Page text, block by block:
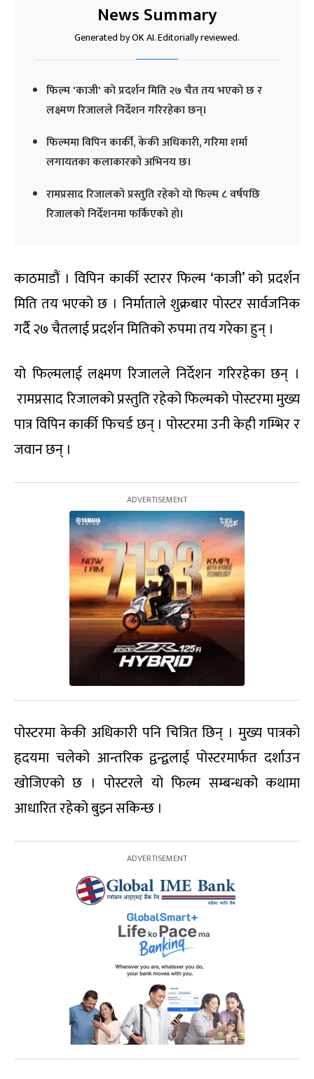
News Summary
Generated by OK AI. Editorially reviewed.
फिल्म 'काजी' को प्रदर्शन मिति २७ चैत तय भएको छ र
लक्ष्मण रिजालले निर्देशन गरिरहेका छन्।
फिल्ममा विपिन कार्की, केकी अधिकारी, गरिमा शर्मा
लगायतका कलाकारको अभिनय छ।
रामप्रसाद रिजालको प्रस्तुति रहेको यो फिल्म ८ वर्षपछि
रिजालको निर्देशनमा फर्किएको हो।
काठमाडौं । विपिन कार्की स्टारर फिल्म ‘काजी’ को प्रदर्शन
मिति तय भएको छ । निर्माताले शुक्रबार पोस्टर सार्वजनिक
गर्दै २७ चैतलाई प्रदर्शन मितिको रुपमा तय गरेका हुन् ।
यो फिल्मलाई लक्ष्मण रिजालले निर्देशन गरिरहेका छन् ।
रामप्रसाद रिजालको प्रस्तुति रहेको फिल्मको पोस्टरमा मुख्य
पात्र विपिन कार्की फिचर्ड छन् । पोस्टरमा उनी केही गम्भिर र
जवान छन् ।
पोस्टरमा केकी अधिकारी पनि चित्रित छिन् । मुख्य पात्रको
हृदयमा चलेको आन्तरिक द्वन्द्वलाई पोस्टरमार्फत दर्शाउन
खोजिएको छ । पोस्टरले यो फिल्म सम्बन्धको कथामा
आधारित रहेको बुझ्न सकिन्छ ।